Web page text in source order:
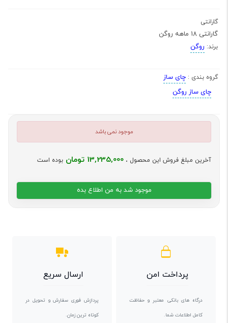
گارانتی
گارانتی 18 ماهه روگن
برند: روگن
گروه بندی : چای ساز
چای ساز روگن
موجود نمی باشد
آخرین مبلغ فروش این محصول ، 13,235,000 تومان بوده است
موجود شد به من اطلاع بده
پرداخت امن
درگاه های بانکی معتبر و حفاظت
کامل اطلاعات شما.
ارسال سریع
پردازش فوری سفارش و تحویل در
کوتاه ترین زمان.